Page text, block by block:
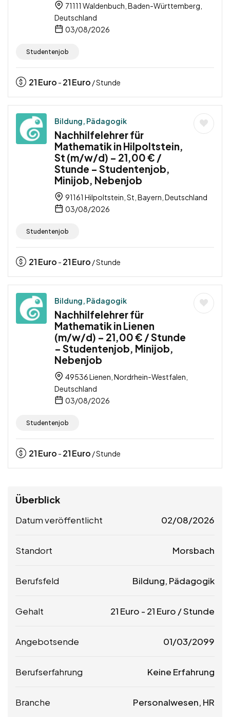
71111 Waldenbuch, Baden-Württemberg,
Deutschland
03/08/2026
Studentenjob
21Euro - 21Euro / Stunde
Bildung, Pädagogik
Nachhilfelehrer für
Mathematik in Hilpoltstein,
St (m/w/d) – 21,00 € /
Stunde – Studentenjob,
Minijob, Nebenjob
91161 Hilpoltstein, St, Bayern, Deutschland
03/08/2026
Studentenjob
21Euro - 21Euro / Stunde
Bildung, Pädagogik
Nachhilfelehrer für
Mathematik in Lienen
(m/w/d) – 21,00 € / Stunde
– Studentenjob, Minijob,
Nebenjob
49536 Lienen, Nordrhein-Westfalen,
Deutschland
03/08/2026
Studentenjob
21Euro - 21Euro / Stunde
Überblick
Datum veröffentlicht 02/08/2026
Standort Morsbach
Berufsfeld Bildung, Pädagogik
Gehalt 21 Euro - 21 Euro / Stunde
Angebotsende 01/03/2099
Berufserfahrung Keine Erfahrung
Branche Personalwesen, HR